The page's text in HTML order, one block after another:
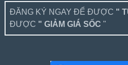
ĐĂNG KÝ NGAY ĐỂ ĐƯỢC "
ĐƯỢC " GIẢM GIÁ SỐC "